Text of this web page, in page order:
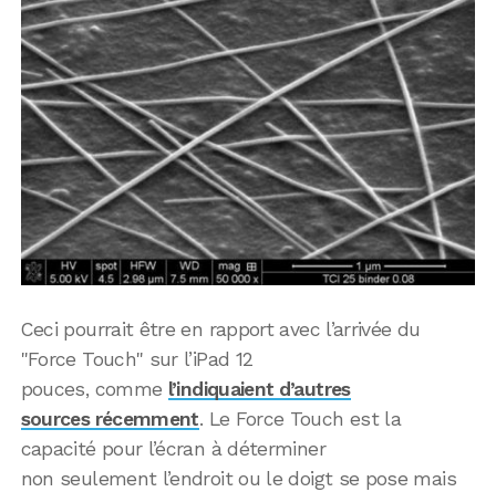
Ceci pourrait être en rapport avec l’arrivée du
"Force Touch" sur l’iPad 12
pouces, comme l’indiquaient d’autres
sources récemment. Le Force Touch est la
capacité pour l’écran à déterminer
non seulement l’endroit ou le doigt se pose mais